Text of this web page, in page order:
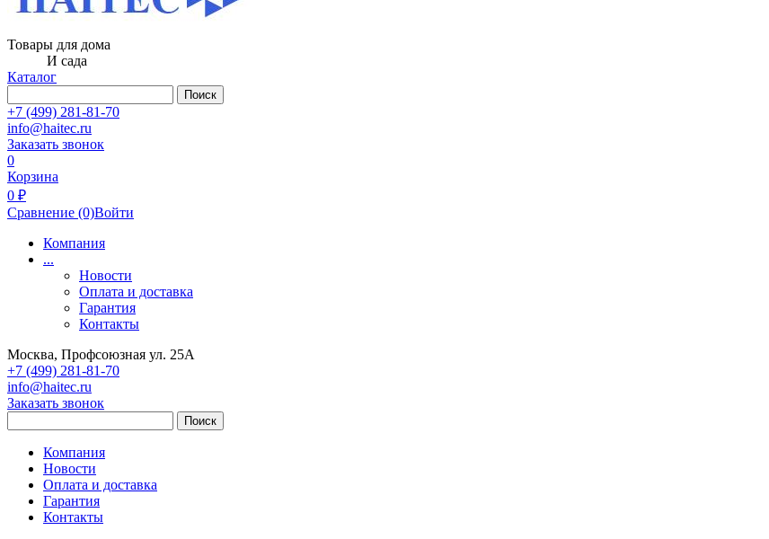
Товары для дома
И сада
Каталог
Поиск
+7 (499) 281-81-70
info@haitec.ru
Заказать звонок
0
Корзина
0 ₽
Сравнение (0)Войти
Компания
...
Новости
Оплата и доставка
Гарантия
Контакты
Москва, Профсоюзная ул. 25А
+7 (499) 281-81-70
info@haitec.ru
Заказать звонок
Поиск
Компания
Новости
Оплата и доставка
Гарантия
Контакты